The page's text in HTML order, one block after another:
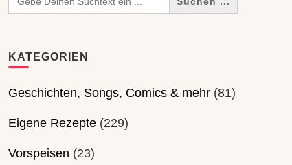
for:
KATEGORIEN
Geschichten, Songs, Comics & mehr(81)
Eigene Rezepte(229)
Vorspeisen (23)